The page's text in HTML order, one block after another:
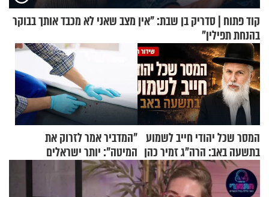
קוד פתוח | סדריק בן שבת: "אין מצב שאני לא מכבד אותך בבוקר
בהנחת תפילין"
המסר שכל יהודי חייב לשמוע
בתשעה באב: הרה"ג זמיר כהן
בשיעור מיוחד
"המדביר אמר לזרוק את
המיטה": יותר ישראלים
מדווחים על מכת פשפשי
המיטה